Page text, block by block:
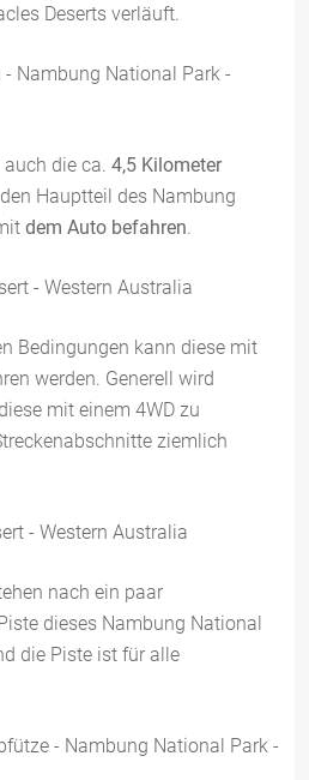
Deserts verläuft.
die ca. 4,5 Kilometer
Hauptteil des Nambung
dem Auto befahren
Bedingungen kann diese mit
werden. Generell wird
mit einem 4WD zu
ziemlich
nach ein paar
dieses Nambung National
die Piste ist für alle